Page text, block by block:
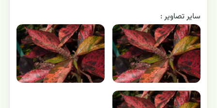
ساير تصاوير :